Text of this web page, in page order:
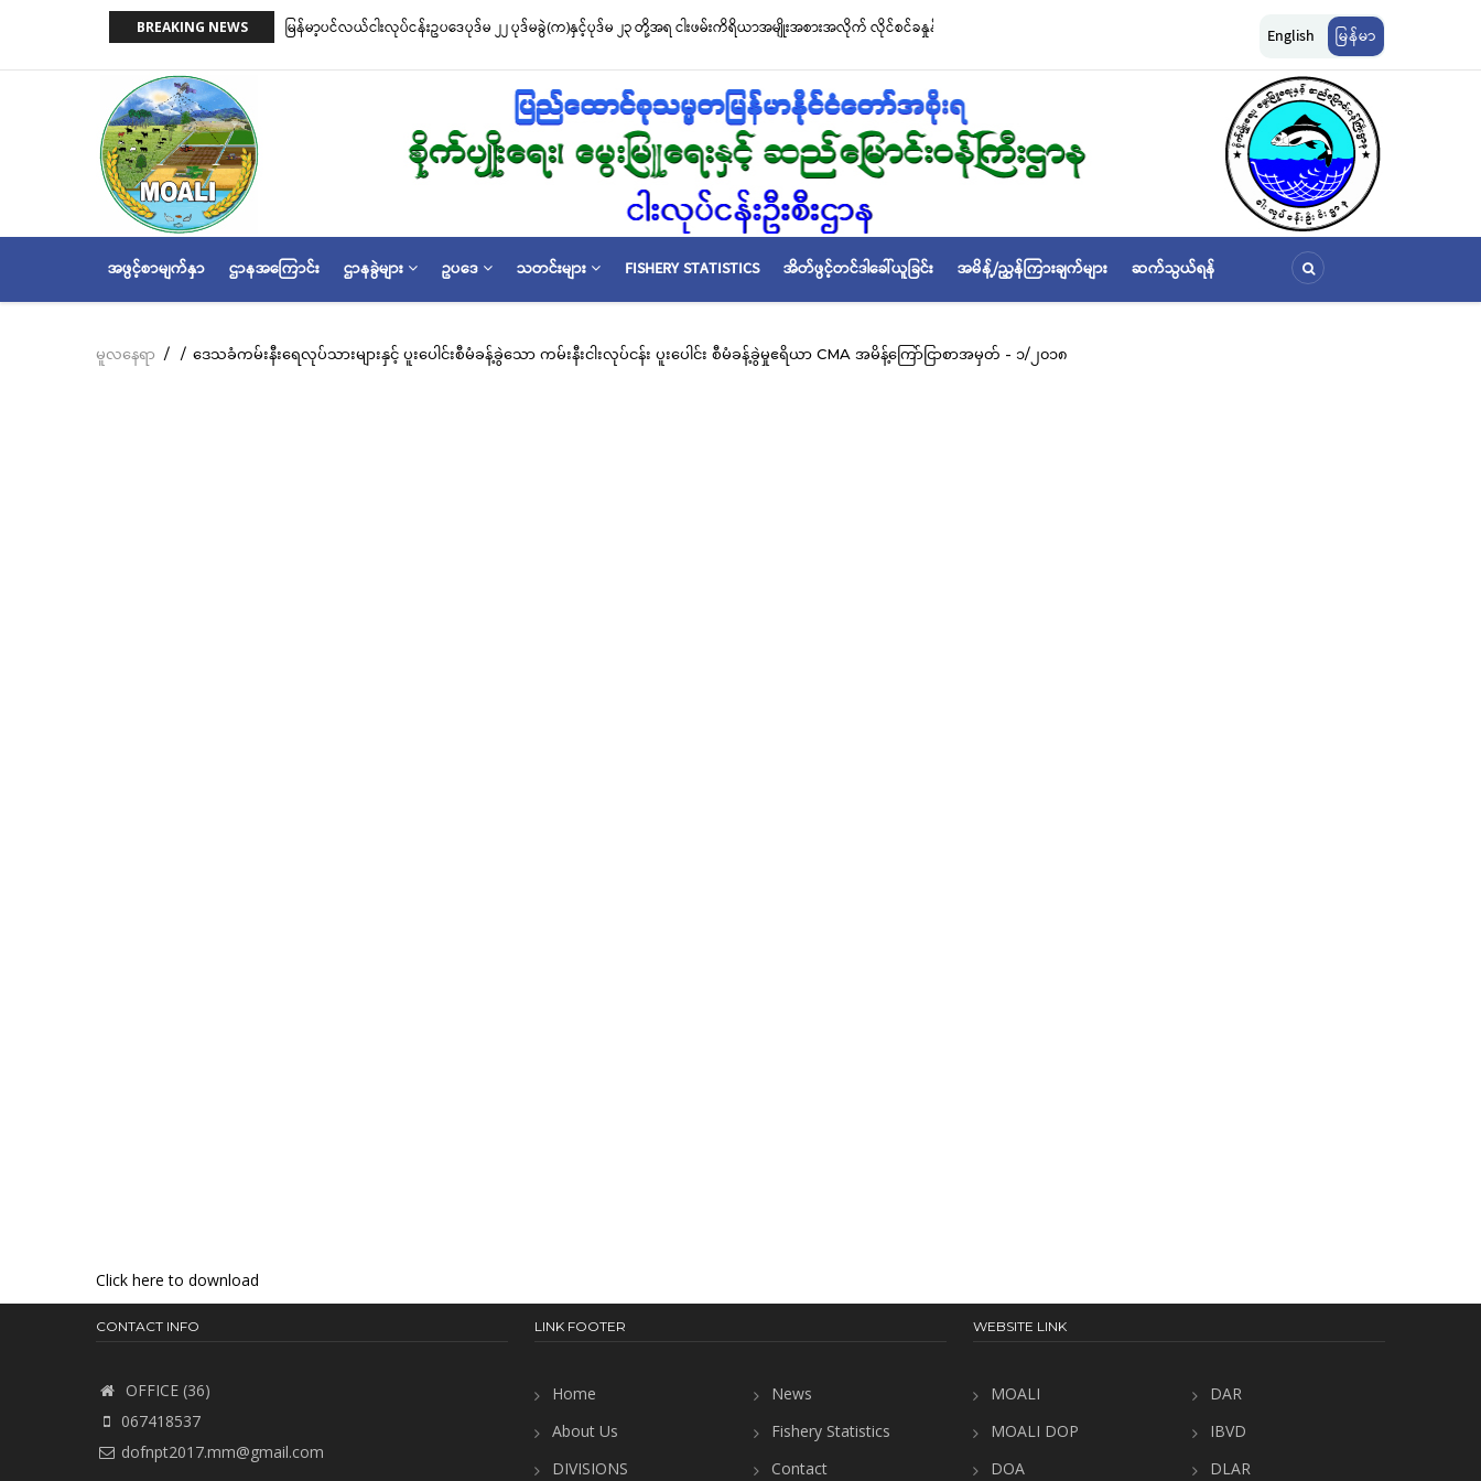
BREAKING NEWS
နှင့် ငါးမဖမ်းရဧရိယာ(Closed Area
မြန်မာ့ပင်လယ်ငါးလုပ်ငန်းဥပဒေပုဒ်မ ၂၂ ပုဒ်မခွဲ(က)နှင့်ပုဒ်မ ၂၃ တို့အရ ငါးဖမ်းကိရိယာအမျိုးအစားအလိုက် လိုင်စင်ခနှုန်းထားများကို အောက်ပါ
ငါးလုပ်ငန်းဦးစီးဌာနနှင့် FFI အကြား မြန်မာနိုင်ငံ ပင်လယ်နှင့် ရ
ဆိုင်ရာ သဘောတူညီမှု မူဘောင်စာချုပ်” လက်မှတ်ရေးထိုး
English မြန်မာ
MAIN
NAVIGATION
အဖွင့်စာမျက်နှာ ဌာနအကြောင်း ဌာနခွဲများ ဥပဒေ သတင်းများ FISHERY STATISTICS အိတ်ဖွင့်တင်ဒါခေါ်ယူခြင်း အမိန့်/ညွှန်ကြားချက်များ ဆက်သွယ်ရန်
Breadcrumb
မူလနေရာ / / ဒေသခံကမ်းနီးရေလုပ်သားများနှင့် ပူးပေါင်းစီမံခန့်ခွဲသော ကမ်းနီးငါးလုပ်ငန်း ပူးပေါင်း စီမံခန့်ခွဲမှုဧရိယာ CMA အမိန့်ကြော်ငြာစာအမှတ် - ၁/၂၀၁၈
Click here to download
CONTACT INFO
OFFICE (36)
067418537
dofnpt2017.mm@gmail.com
LINK FOOTER
Home
About Us
DIVISIONS
News
Fishery Statistics
Contact
WEBSITE LINK
MOALI
MOALI DOP
DOA
DAR
IBVD
DLAR